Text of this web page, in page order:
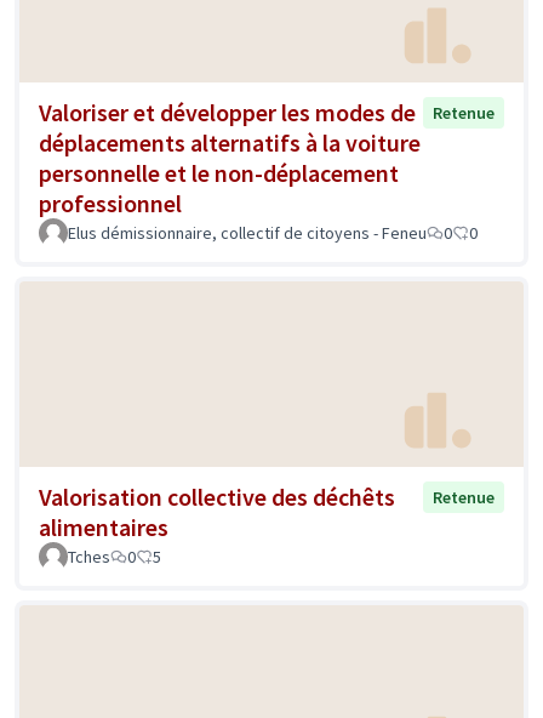
Valoriser et développer les modes de
déplacements alternatifs à la voiture
personnelle et le non-déplacement
professionnel
Retenue
Elus démissionnaire, collectif de citoyens - Feneu 0 0
Valorisation collective des déchêts
alimentaires
Retenue
Tches 0 5